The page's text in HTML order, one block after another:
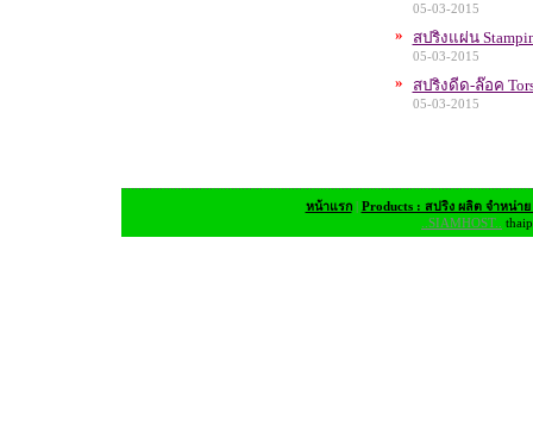
05-03-2015
» สปริงแผ่น
05-03-2015
» สปริงดีด-ล๊อค
05-03-2015
หน้าแรก| Products : สปริง ผลิต จำหน่า
..SIAMHOST..